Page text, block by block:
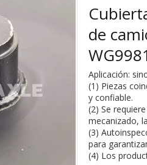
SAIC-lveco Hongyan
Foton Auman
FAW Jiefang
Dongfeng
europea y japonesa
para maquinaria de
de
Aplicación:
(1) Piezas
y confiable.
(2) Se
mecanizado,
(3)
para
(4) Los